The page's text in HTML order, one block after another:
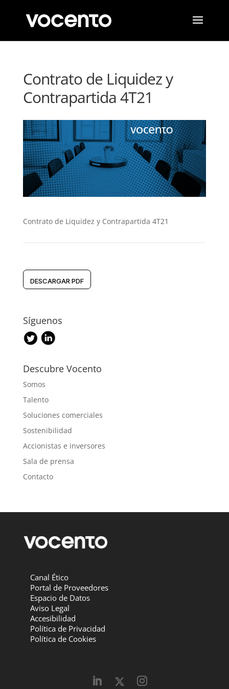
Contrato de Liquidez y
Contrapartida 4T21
Contrato de Liquidez y Contrapartida 4T21
DESCARGAR PDF
Síguenos
Descubre Vocento
Somos
Talento
Soluciones comerciales
Sostenibilidad
Accionistas e inversores
Sala de prensa
Contacto
Canal Ético
Portal de Proveedores
Espacio de Datos
Aviso Legal
Accesibilidad
Política de Privacidad
Política de Cookies